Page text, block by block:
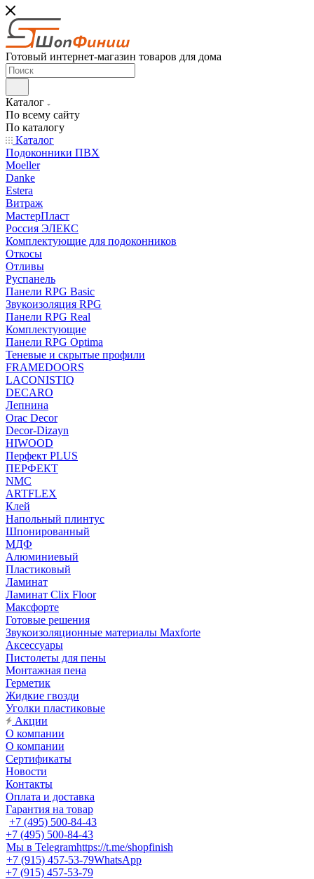
Готовый интернет-магазин товаров для дома
Каталог
По всему сайту
По каталогу
Каталог
Подоконники ПВХ
Moeller
Danke
Estera
Витраж
МастерПласт
Россия ЭЛЕКС
Комплектующие для подоконников
Откосы
Отливы
Руспанель
Панели RPG Basic
Звукоизоляция RPG
Панели RPG Real
Комплектующие
Панели RPG Optima
Теневые и скрытые профили
FRAMEDOORS
LACONISTIQ
DECARO
Лепнина
Orac Decor
Decor-Dizayn
HIWOOD
Перфект PLUS
ПЕРФЕКТ
NMC
ARTFLEX
Клей
Напольный плинтус
Шпонированный
МДФ
Алюминиевый
Пластиковый
Ламинат
Ламинат Clix Floor
Максфорте
Готовые решения
Звукоизоляционные материалы Maxforte
Аксессуары
Пистолеты для пены
Монтажная пена
Герметик
Жидкие гвозди
Уголки пластиковые
Акции
О компании
О компании
Сертификаты
Новости
Контакты
Оплата и доставка
Гарантия на товар
+7 (495) 500-84-43
+7 (495) 500-84-43
Мы в Telegramhttps://t.me/shopfinish
+7 (915) 457-53-79WhatsApp
+7 (915) 457-53-79